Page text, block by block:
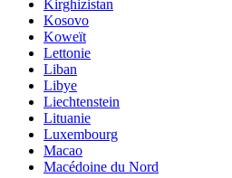
Kirghizistan
Kosovo
Koweït
Lettonie
Liban
Libye
Liechtenstein
Lituanie
Luxembourg
Macao
Macédoine du Nord